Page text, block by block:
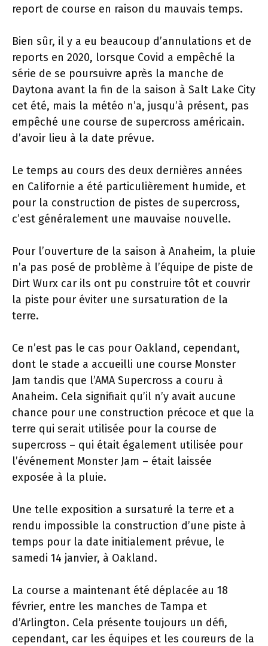
report de course en raison du mauvais temps.
Bien sûr, il y a eu beaucoup d’annulations et de
reports en 2020, lorsque Covid a empêché la
série de se poursuivre après la manche de
Daytona avant la fin de la saison à Salt Lake City
cet été, mais la météo n’a, jusqu’à présent, pas
empêché une course de supercross américain.
d’avoir lieu à la date prévue.
Le temps au cours des deux dernières années
en Californie a été particulièrement humide, et
pour la construction de pistes de supercross,
c’est généralement une mauvaise nouvelle.
Pour l’ouverture de la saison à Anaheim, la pluie
n’a pas posé de problème à l’équipe de piste de
Dirt Wurx car ils ont pu construire tôt et couvrir
la piste pour éviter une sursaturation de la
terre.
Ce n’est pas le cas pour Oakland, cependant,
dont le stade a accueilli une course Monster
Jam tandis que l’AMA Supercross a couru à
Anaheim. Cela signifiait qu’il n’y avait aucune
chance pour une construction précoce et que la
terre qui serait utilisée pour la course de
supercross – qui était également utilisée pour
l’événement Monster Jam – était laissée
exposée à la pluie.
Une telle exposition a sursaturé la terre et a
rendu impossible la construction d’une piste à
temps pour la date initialement prévue, le
samedi 14 janvier, à Oakland.
La course a maintenant été déplacée au 18
février, entre les manches de Tampa et
d’Arlington. Cela présente toujours un défi,
cependant, car les équipes et les coureurs de la